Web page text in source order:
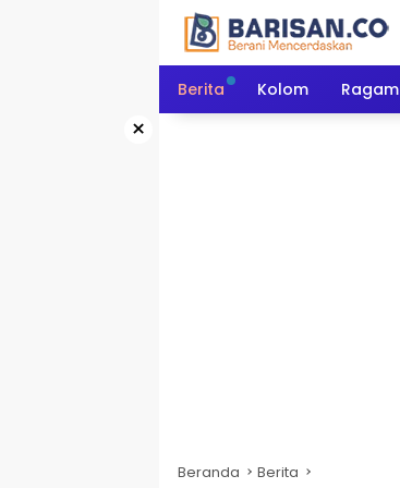
Berita Kolom Ragam
×
Beranda Berita